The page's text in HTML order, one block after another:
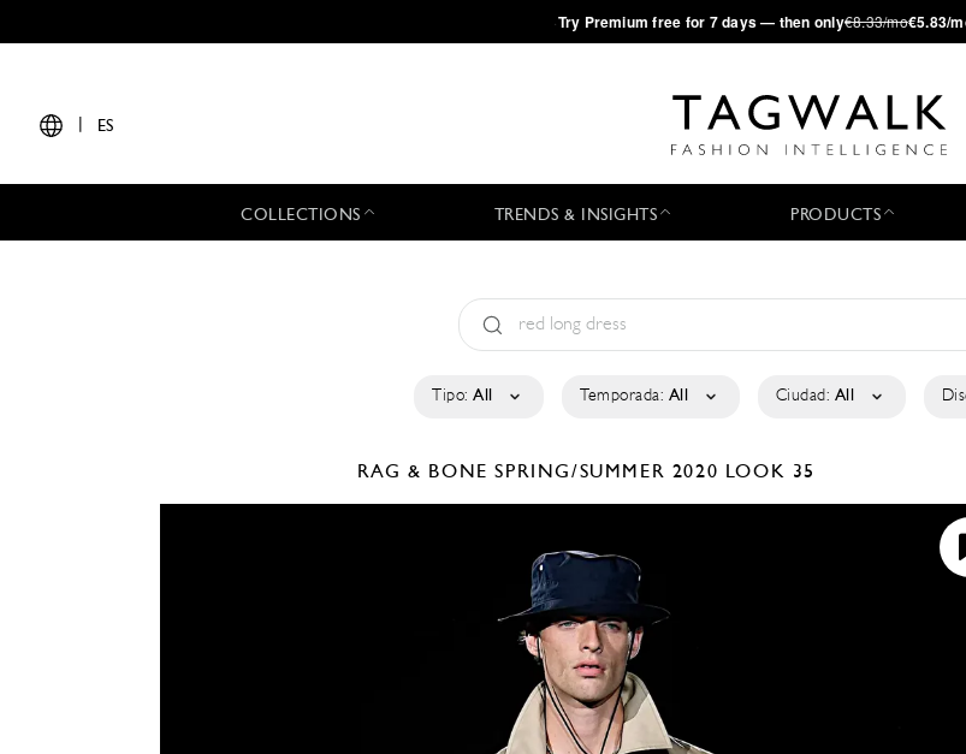
·Try Premium free for 7 days — then only€8.33/mo€5.83/
ES
COLLECTIONS TRENDS & INSIGHTS PRODUCTS
Tipo: All Temporada: All Ciudad: All
RAG & BONESPRING/SUMMER 2020 LOOK 35